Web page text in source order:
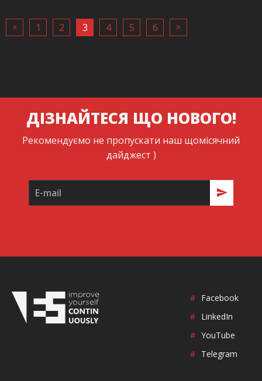
« 1 2 3 4 5 6 »
ДІЗНАЙТЕСЯ ЩО НОВОГО!
Рекомендуємо не пропускати наш щомісячний
дайджест )
# Facebook
# LinkedIn
# YouTube
# Telegram